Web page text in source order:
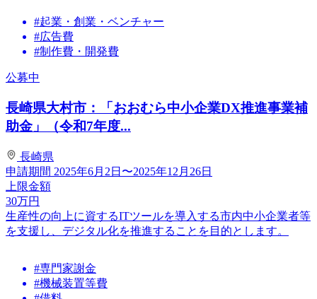
#起業・創業・ベンチャー
#広告費
#制作費・開発費
公募中
長崎県大村市：「おおむら中小企業DX推進事業補
助金」（令和7年度...
長崎県
申請期間 2025年6月2日〜2025年12月26日
上限金額
30万円
生産性の向上に資するITツールを導入する市内中小企業者等
を支援し、デジタル化を推進することを目的とします。
#専門家謝金
#機械装置等費